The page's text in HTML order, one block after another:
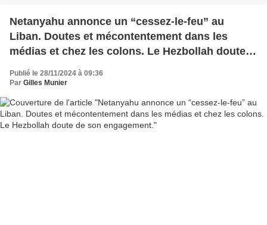
Netanyahu annonce un “cessez-le-feu” au
Liban. Doutes et mécontentement dans les
médias et chez les colons. Le Hezbollah doute
de son engagement.
Publié le 28/11/2024 à 09:36
Par Gilles Munier